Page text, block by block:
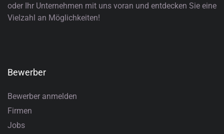
oder Ihr Unternehmen mit uns voran und entdecken Sie eine
Vielzahl an Möglichkeiten!
Bewerber
Bewerber anmelden
Firmen
Jobs